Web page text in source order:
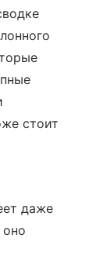
стоит
даже
оно